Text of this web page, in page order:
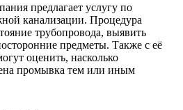
предлагает услугу по
канализации. Процедура
трубопровода, выявить
предметы. Также с её
оценить, насколько
промывка тем или иным